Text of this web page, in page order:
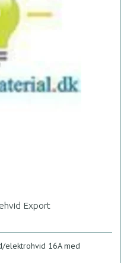
Export
elektrohvid 16A med